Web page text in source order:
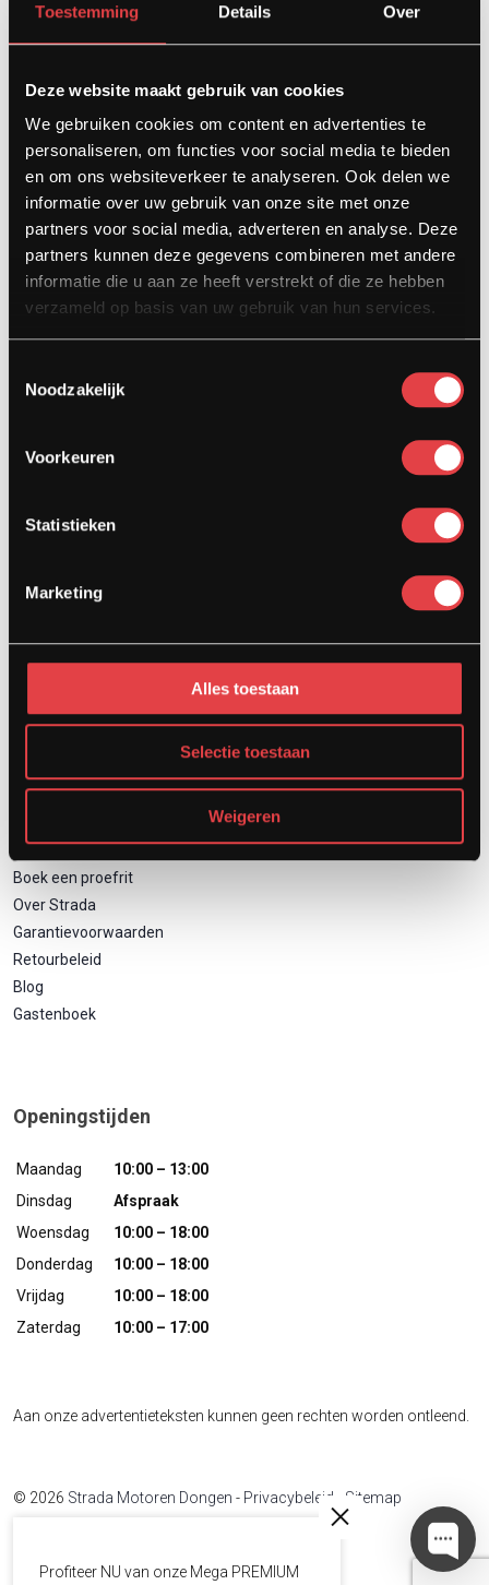
Toestemming Details Over
Deze website maakt gebruik van cookies
We gebruiken cookies om content en advertenties te
personaliseren, om functies voor social media te bieden
en om ons websiteverkeer te analyseren. Ook delen we
informatie over uw gebruik van onze site met onze
partners voor social media, adverteren en analyse. Deze
partners kunnen deze gegevens combineren met andere
informatie die u aan ze heeft verstrekt of die ze hebben
verzameld op basis van uw gebruik van hun services.
Noodzakelijk
Voorkeuren
Statistieken
Marketing
Alles toestaan
Selectie toestaan
Weigeren
Profiteer NU van onze Mega PREMIUM
Contact
Kardinaal van Rossumstraat 44-A
5104 HN Dongen
info@stradamotoren.nl
0162 782532
Whatsapp
Afspraak showroom
Onderhoud
Financieren
Contact
Boek een proefrit
Over Strada
Garantievoorwaarden
Retourbeleid
Blog
Gastenboek
Openingstijden
Maandag
10:00 – 13:00
Dinsdag
Afspraak
Woensdag
10:00 – 18:00
Donderdag
10:00 – 18:00
Vrijdag
10:00 – 18:00
Zaterdag
10:00 – 17:00
Aan onze advertentieteksten kunnen geen rechten worden ontleend.
© 2026 Strada Motoren Dongen - Privacybeleid Sitemap